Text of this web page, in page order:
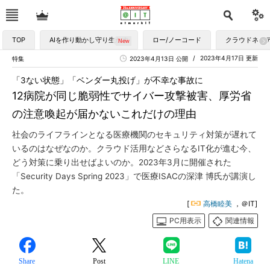
TOP AIを作り動かし守り生かす ロー/ノーコード クラウドネイ
特集 2023年4月17日 更新
2023年4月13日 公開
12病院が同じ脆弱性でサイバー攻撃被害、厚労省
の注意喚起が届かないこれだけの理由
「3ない状態」「ベンダー丸投げ」が不幸な事故に
社会のライフラインとなる医療機関のセキュリティ対策が遅れて
いるのはなぜなのか。クラウド活用などさらなるIT化が進む今、
どう対策に乗り出せばよいのか。2023年3月に開催された
「Security Days Spring 2023」で医療ISACの深津 博氏が講演し
た。
[ 高橋睦美 ，＠IT]
PC用表示
関連情報
Share Post LINE Hatena